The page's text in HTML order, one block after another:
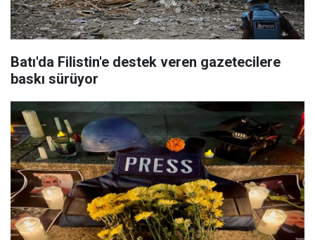
Batı'da Filistin'e destek veren gazetecilere
baskı sürüyor